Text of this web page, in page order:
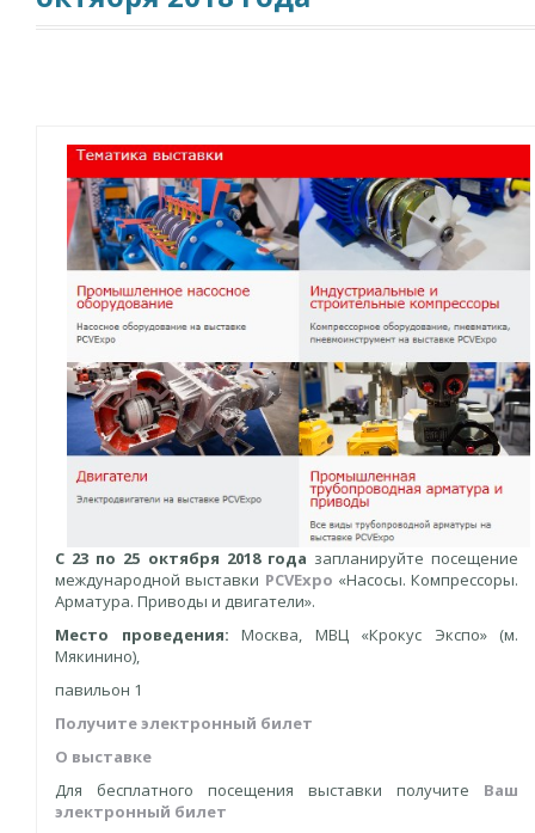
С 23 по 25 октября 2018 года запланируйте посещение
международной выставки PCVExpo «Насосы. Компрессоры.
Арматура. Приводы и двигатели».
Место проведения: Москва, МВЦ «Крокус Экспо» (м.
Мякинино),
павильон 1
Получите электронный билет
О выставке
Для бесплатного посещения выставки получите Ваш
электронный билет